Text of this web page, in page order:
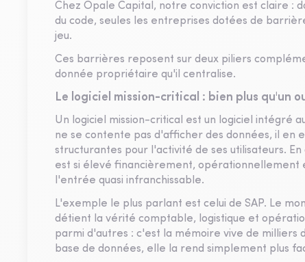
Chez Opale Capital, notre conviction est claire :
du code, seules les entreprises dotées de
jeu.
Ces barrières reposent sur deux piliers
donnée propriétaire qu'il centralise.
Le logiciel mission-critical : bien plus qu'un
Un logiciel mission-critical est un logiciel intégré
ne se contente pas d'afficher des données, il en
structurantes pour l'activité de ses utilisateurs.
est si élevé financièrement, opérationnellement
l'entrée quasi infranchissable.
L'exemple le plus parlant est celui de SAP. Le
détient la vérité comptable, logistique et
parmi d'autres : c'est la mémoire vive de milliers
base de données, elle la rend simplement plus